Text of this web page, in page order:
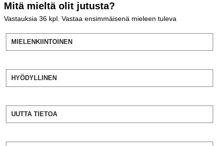
Mitä mieltä olit jutusta?
Vastauksia 36 kpl. Vastaa ensimmäisenä mieleen tuleva
MIELENKIINTOINEN
HYÖDYLLINEN
UUTTA TIETOA